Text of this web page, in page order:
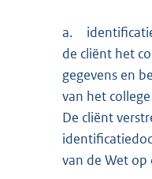
a.
de cliënt het
gegevens en
van het
De cliënt
van de Wet